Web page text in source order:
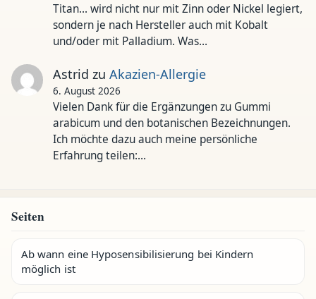
Titan... wird nicht nur mit Zinn oder Nickel legiert,
sondern je nach Hersteller auch mit Kobalt
und/oder mit Palladium. Was…
Astrid zu Akazien-Allergie
6. August 2026
Vielen Dank für die Ergänzungen zu Gummi
arabicum und den botanischen Bezeichnungen.
Ich möchte dazu auch meine persönliche
Erfahrung teilen:…
Seiten
Ab wann eine Hyposensibilisierung bei Kindern
möglich ist